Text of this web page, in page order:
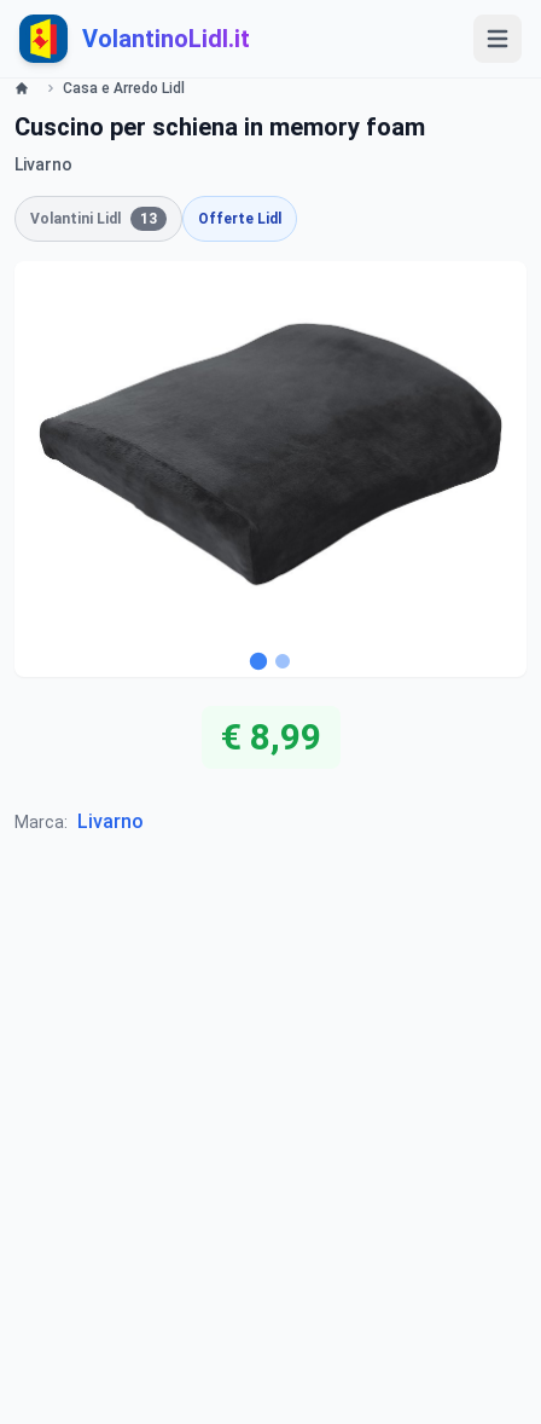
VolantinoLidl.it
Casa e Arredo Lidl
Cuscino per schiena in memory foam
Livarno
Volantini Lidl 13 Offerte Lidl
€ 8,99
Marca: Livarno